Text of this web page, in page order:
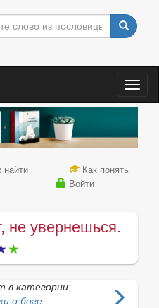
найти
Как понять
Войти
не увернешься.
в категории:
о боге